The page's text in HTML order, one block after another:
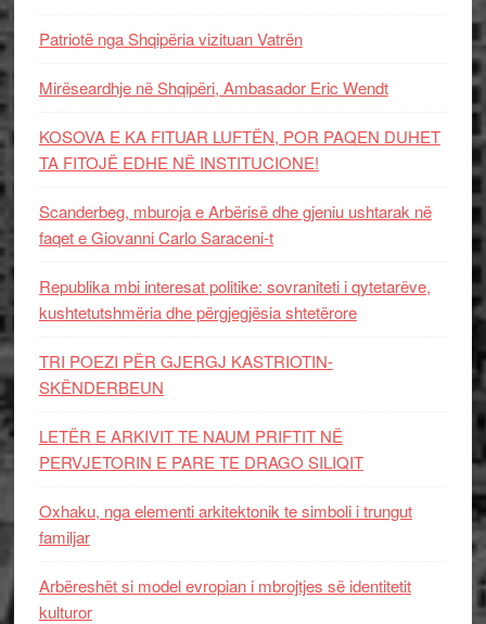
Patriotë nga Shqipëria vizituan Vatrën
Mirëseardhje në Shqipëri, Ambasador Eric Wendt
KOSOVA E KA FITUAR LUFTËN, POR PAQEN DUHET
TA FITOJË EDHE NË INSTITUCIONE!
Scanderbeg, mburoja e Arbërisë dhe gjeniu ushtarak në
faqet e Giovanni Carlo Saraceni-t
Republika mbi interesat politike: sovraniteti i qytetarëve,
kushtetutshmëria dhe përgjegjësia shtetërore
TRI POEZI PËR GJERGJ KASTRIOTIN-
SKËNDERBEUN
LETËR E ARKIVIT TE NAUM PRIFTIT NË
PERVJETORIN E PARE TE DRAGO SILIQIT
Oxhaku, nga elementi arkitektonik te simboli i trungut
familjar
Arbëreshët si model evropian i mbrojtjes së identitetit
kulturor